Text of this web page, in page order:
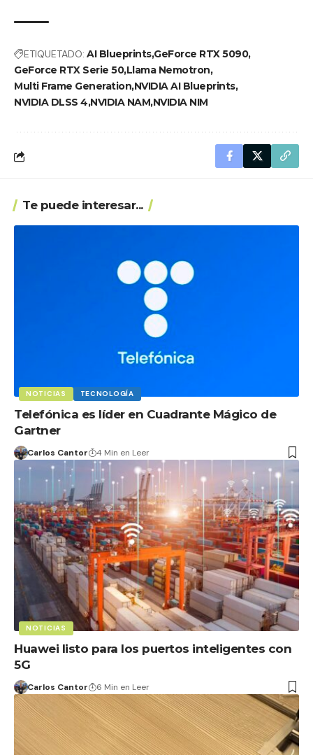
ETIQUETADO: AI BlueprintsGeForce RTX 5090
GeForce RTX Serie 50Llama Nemotron
Multi Frame GenerationNVIDIA AI Blueprints
NVIDIA DLSS 4 NVIDIA NAMNVIDIA NIM
Te puede interesar...
NOTICIAS TECNOLOGÍA
Telefónica es líder en Cuadrante Mágico de
Gartner
Carlos Cantor 4 Min en Leer
NOTICIAS
Huawei listo para los puertos inteligentes con
5G
Carlos Cantor 6 Min en Leer